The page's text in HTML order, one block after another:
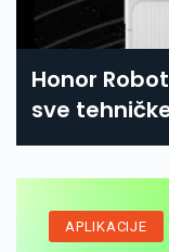
Honor
sve
APLIKACIJE